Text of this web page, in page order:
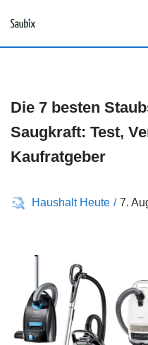
I
n
t
g
Die 7 besten
Saugkraft: Test,
Kaufratgeber
Haushalt Heute 7.